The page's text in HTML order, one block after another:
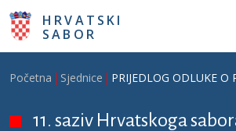
Skoči na glavni sadržaj
HRVATSKI
SABOR
Breadcrumb
Početna Sjednice PRIJEDLOG ODLUKE
11. saziv Hrvatskoga